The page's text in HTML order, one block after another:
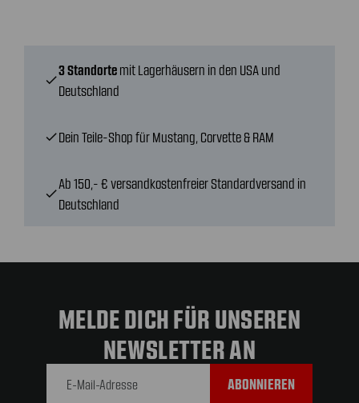
check
3 Standorte mit Lagerhäusern in den USA und
Deutschland
checkDein Teile-Shop für Mustang, Corvette & RAM
check
Ab 150,- € versandkostenfreier Standardversand in
Deutschland
MELDE DICH FÜR UNSEREN
NEWSLETTER AN